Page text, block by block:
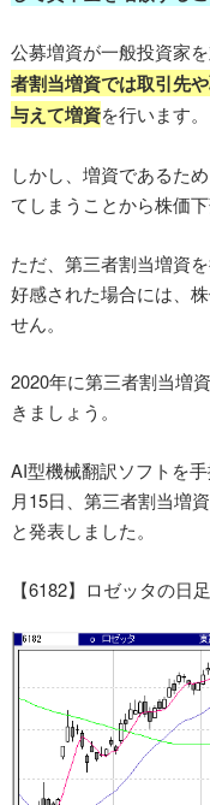
公募増資が一般投資家
者割当増資では取引先
与えて増資を行います。
しかし、増資であるた
てしまうことから株価
ただ、第三者割当増資
好感された場合には、
せん。
2020年に第三者割当増
きましょう。
AI型機械翻訳ソフトを
月15日、第三者割当増
と発表しました。
【6182】ロゼッタの日